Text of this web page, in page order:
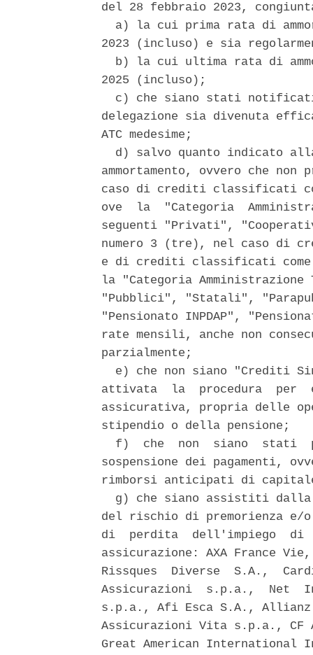
del 28 febbraio 2023,
a) la cui prima rata di
2023 (incluso) e sia
b) la cui ultima rata di
2025 (incluso);
c) che siano stati
delegazione sia divenuta
ATC medesime;
d) salvo quanto indicato
ammortamento, ovvero che
caso di crediti classificati
ove  la  "Categoria
seguenti "Privati",
numero 3 (tre), nel caso di
e di crediti classificati come
la "Categoria
"Pubblici", "Statali",
"Pensionato INPDAP",
rate mensili, anche non
parzialmente;
e) che non siano "Crediti
attivata  la  procedura  per
assicurativa, propria delle
stipendio o della pensione;
f)  che  non  siano  stati
sospensione dei pagamenti,
rimborsi anticipati di
g) che siano assistiti
del rischio di premorienza e/
di  perdita  dell'impiego  di
assicurazione: AXA France
Rissques  Diverse  S.A.,
Assicurazioni  s.p.a.,  Net
s.p.a., Afi Esca S.A., Allianz
Assicurazioni Vita s.p.a.,
Great American International